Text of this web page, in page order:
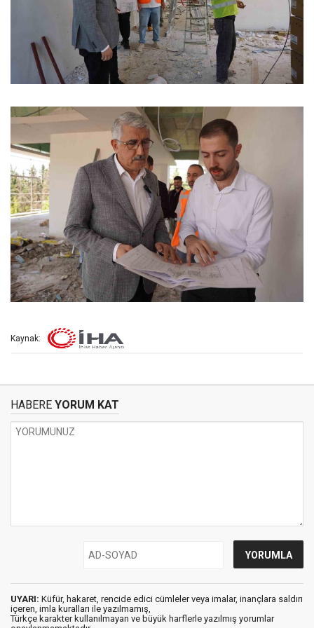
Kaynak:
HABERE YORUM KAT
UYARI: Küfür, hakaret, rencide edici cümleler veya imalar, inançlara saldırı
içeren, imla kuralları ile yazılmamış,
Türkçe karakter kullanılmayan ve büyük harflerle yazılmış yorumlar